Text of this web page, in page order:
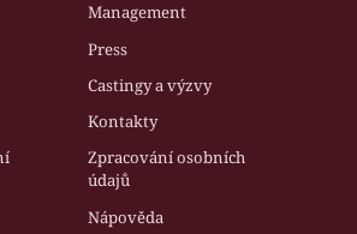
Management
Press
Castingy a výzvy
Kontakty
Zpracování osobních
údajů
Nápověda